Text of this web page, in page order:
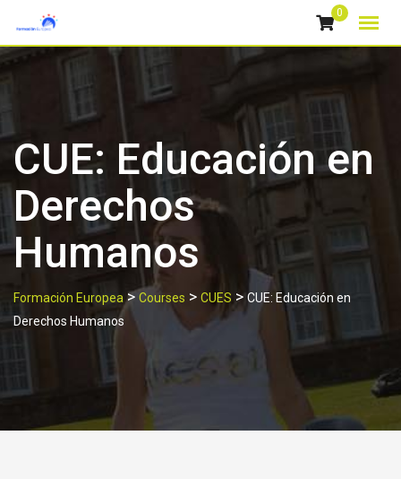
content
0
CUE: Educación en
Derechos
Humanos
Formación Europea >Courses > CUES > CUE: Educación en
Derechos Humanos